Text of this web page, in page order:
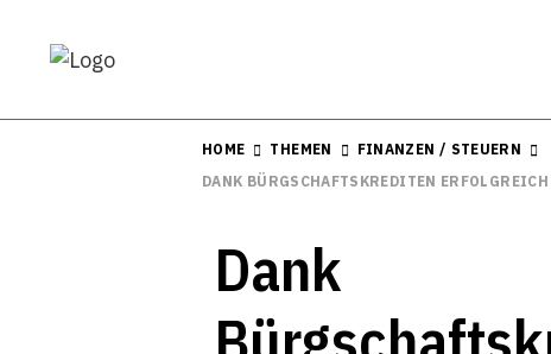
HOME THEMEN
FINANZEN / STEUERN
DANK BÜRGSCHAFTSKREDITEN
Dank